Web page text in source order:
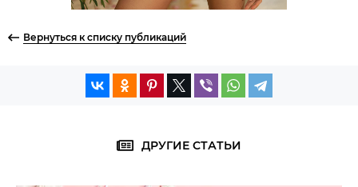
Вернуться к списку публикаций
ДРУГИЕ СТАТЬИ